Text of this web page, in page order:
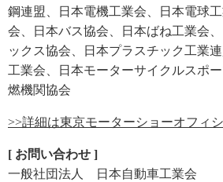
鋼連盟、日本電機工業会、日本電球
会、日本バス協会、日本ばね工業会
ックス協会、日本プラスチック工業
工業会、日本モーターサイクルスポ
燃機関協会
>>詳細は東京モーターショーオフィ
[ お問い合わせ ]
一般社団法人 日本自動車工業会